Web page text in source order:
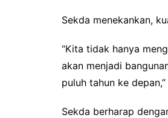
Sekda menekankan,
“Kita tidak hanya
akan menjadi
puluh tahun ke
Sekda berharap